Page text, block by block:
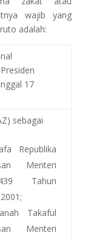
wajib yang
adalah:
17
sebagai
Republika
Menteri
Tahun
Takaful
Menteri